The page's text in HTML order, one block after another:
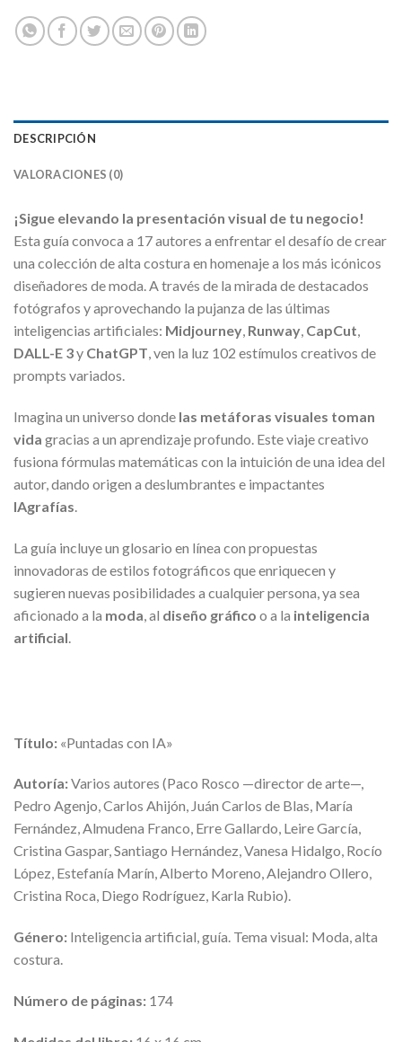
DESCRIPCIÓN
VALORACIONES (0)
¡Sigue elevando la presentación visual de tu negocio!
Esta guía convoca a 17 autores a enfrentar el desafío de crear
una colección de alta costura en homenaje a los más icónicos
diseñadores de moda. A través de la mirada de destacados
fotógrafos y aprovechando la pujanza de las últimas
inteligencias artificiales: Midjourney, Runway, CapCut,
DALL-E 3y ChatGPT, ven la luz 102 estímulos creativos de
prompts variados.
Imagina un universo donde las metáforas visuales toman
vida gracias a un aprendizaje profundo. Este viaje creativo
fusiona fórmulas matemáticas con la intuición de una idea del
autor, dando origen a deslumbrantes e impactantes
IAgrafías.
La guía incluye un glosario en línea con propuestas
innovadoras de estilos fotográficos que enriquecen y
sugieren nuevas posibilidades a cualquier persona, ya sea
aficionado a la moda, al diseño gráfico o a la inteligencia
artificial.
Título: «Puntadas con IA»
Autoría:Varios autores (Paco Rosco —director de arte—,
Pedro Agenjo, Carlos Ahijón, Juán Carlos de Blas, María
Fernández, Almudena Franco, Erre Gallardo, Leire García,
Cristina Gaspar, Santiago Hernández, Vanesa Hidalgo, Rocío
López, Estefanía Marín, Alberto Moreno, Alejandro Ollero,
Cristina Roca, Diego Rodríguez, Karla Rubio).
Género: Inteligencia artificial, guía. Tema visual: Moda, alta
costura.
Número de páginas: 174